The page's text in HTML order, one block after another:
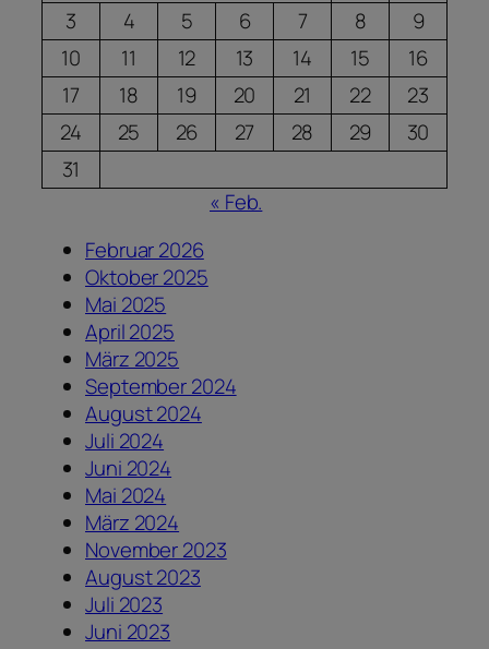
3
4 5 6 7 8
9
10
11 12 13 14 15
16
17
18 19 20 21 22
23
24
25 26 27 28 29
30
31
« Feb.
Februar 2026
Oktober 2025
Mai 2025
April 2025
März 2025
September 2024
August 2024
Juli 2024
Juni 2024
Mai 2024
März 2024
November 2023
August 2023
Juli 2023
Juni 2023